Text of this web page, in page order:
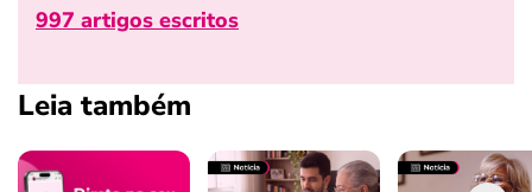
997 artigos escritos
Leia também